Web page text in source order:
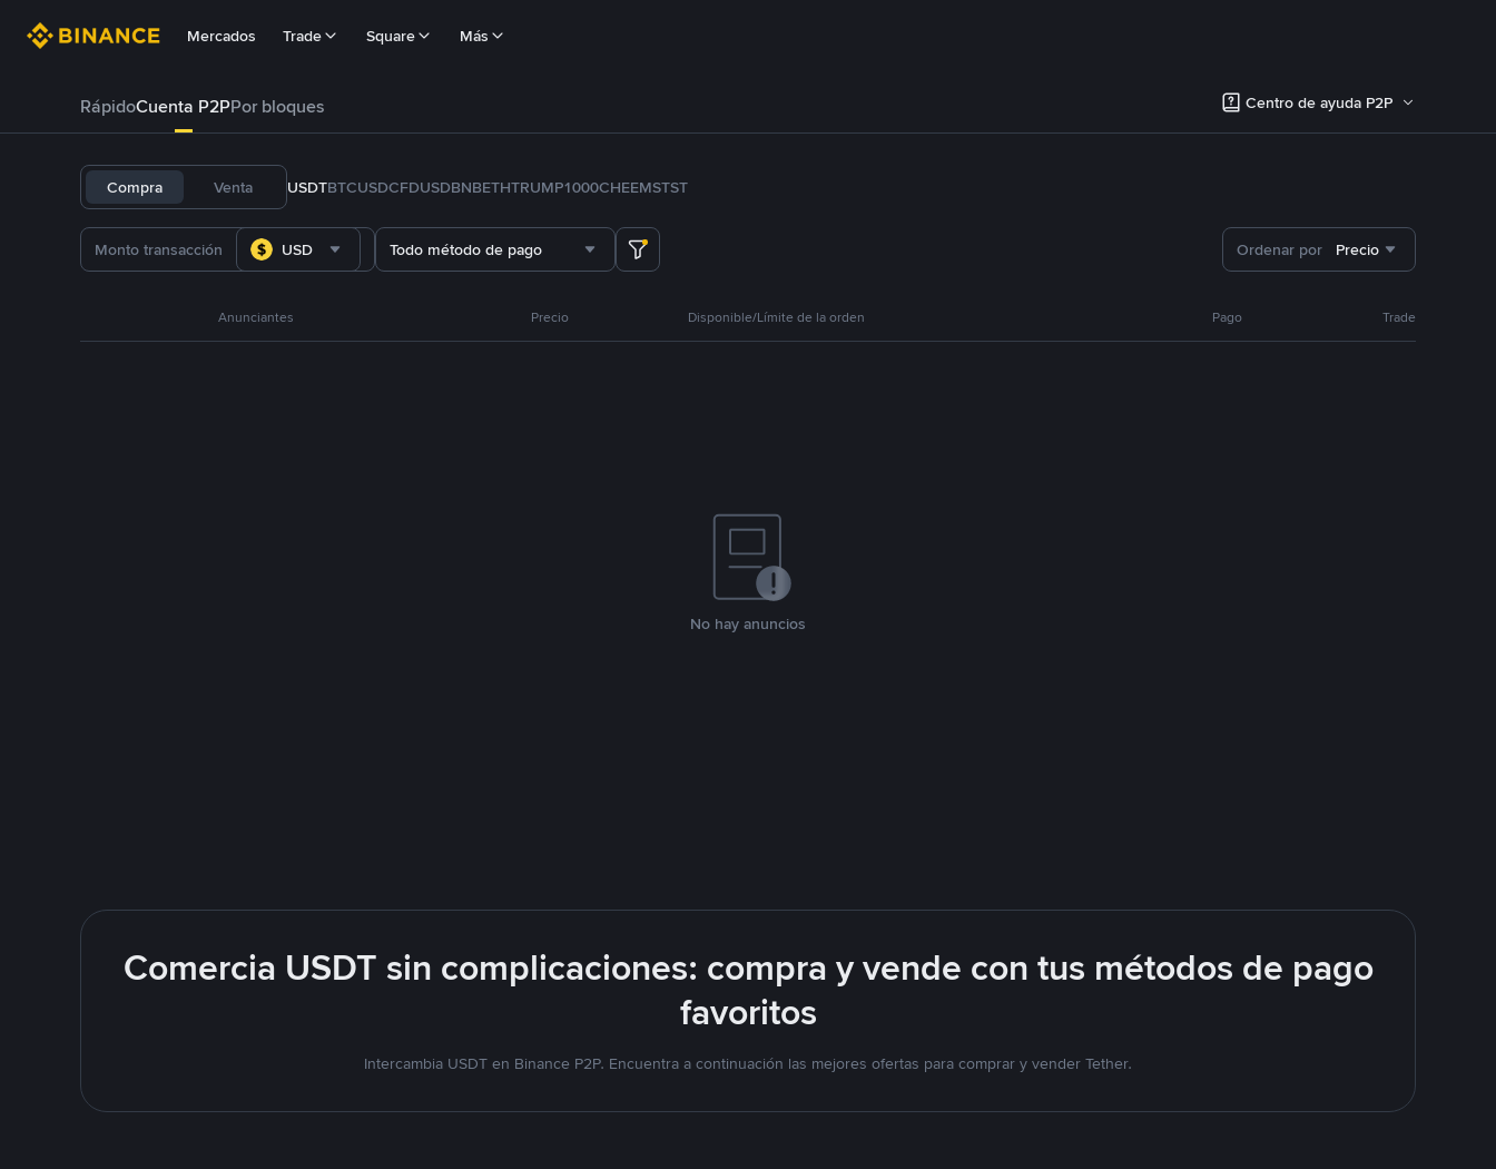
Mercados Trade Square Más
RápidoCuenta P2PPor bloques Centro de ayuda P2P
Compra Venta USDTBTCUSDCFDUSDBNBETHTRUMP1000CHEEMSTST
USD Todo método de pago Ordenar por Precio
Anunciantes Precio Disponible/Límite de la orden Pago Trade
No hay anuncios
Comercia USDT sin complicaciones: compra y vende con tus métodos de pago
favoritos
Intercambia USDT en Binance P2P. Encuentra a continuación las mejores ofertas para comprar y vender Tether.